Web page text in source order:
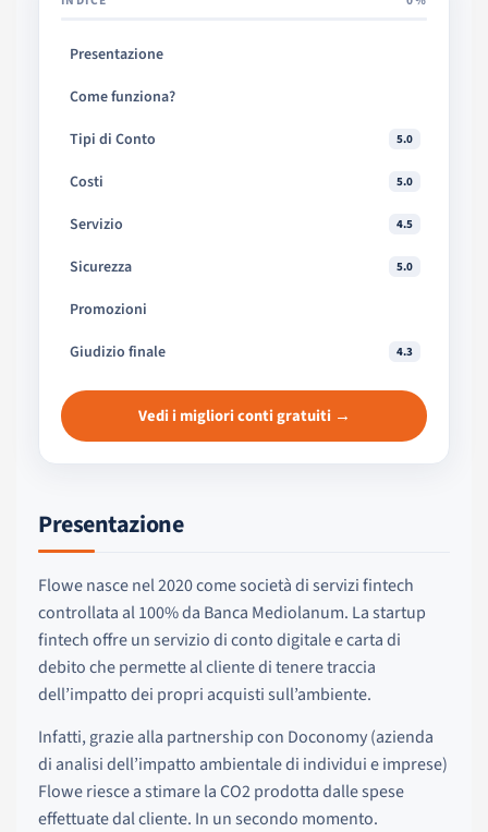
Presentazione
Come funziona?
Tipi di Conto
5.0
Costi 5.0
Servizio 4.5
Sicurezza 5.0
Promozioni
Giudizio finale
4.3
Vedi i migliori conti gratuiti →
Presentazione
Flowe nasce nel 2020 come società di servizi fintech
controllata al 100% da Banca Mediolanum. La startup
fintech offre un servizio di conto digitale e carta di
debito che permette al cliente di tenere traccia
dell’impatto dei propri acquisti sull’ambiente.
Infatti, grazie alla partnership con Doconomy (azienda
di analisi dell’impatto ambientale di individui e imprese)
Flowe riesce a stimare la CO2 prodotta dalle spese
effettuate dal cliente. In un secondo momento.